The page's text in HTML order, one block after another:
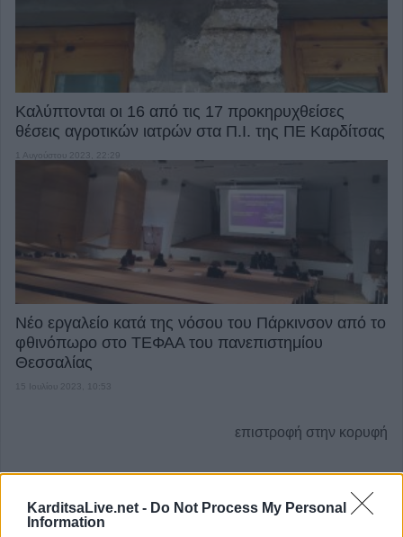
KarditsaLive.net - Do Not Process My Personal
Information
Καλύπτονται οι 16 από τις 17 προκηρυχθείσες
θέσεις αγροτικών ιατρών στα Π.Ι. της ΠΕ Καρδίτσας
1 Αυγούστου 2023, 22:29
Νέο εργαλείο κατά της νόσου του Πάρκινσον από το
φθινόπωρο στο ΤΕΦΑΑ του πανεπιστημίου
Θεσσαλίας
επιστροφή στην κορυφή
ΕΠΑΓΓΕΛΜΑΤΙΕΣ ΥΓΕΙΑΣ